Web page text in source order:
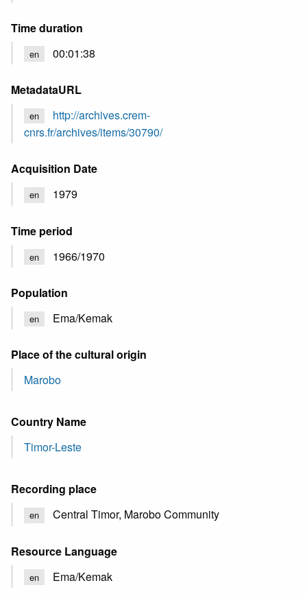
Time duration
en 00:01:38
MetadataURL
en
http://archives.crem-
cnrs.fr/archives/items/30790/
Acquisition Date
en 1979
Time period
en 1966/1970
Population
en Ema/Kemak
Place of the cultural origin
Marobo
Country Name
Timor-Leste
Recording place
en Central Timor, Marobo Community
Resource Language
en Ema/Kemak